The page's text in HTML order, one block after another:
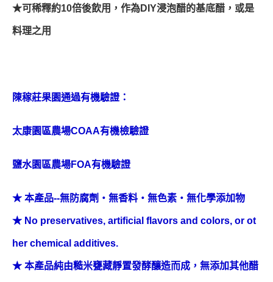
★可稀釋約10倍後飲用，作為DIY浸泡醋的基底醋，或是
料理之用
陳稼莊果園通過有機驗證：
太康園區農場COAA有機檢驗證
鹽水園區農場FOA有機驗證
★ 本產品--無防腐劑‧無香料‧無色素‧無化學添加物
★ No preservatives, artificial flavors and colors, or ot
her chemical additives.
★ 本產品純由糙米甕藏靜置發酵釀造而成，無添加其他醋